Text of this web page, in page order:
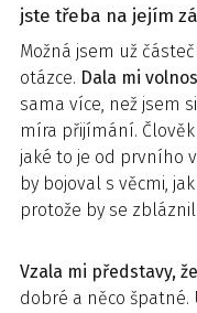
jste třeba na jejím
Možná jsem už
otázce. Dala mi
sama více, než jsem
míra přijímání.
jaké to je od prvního
by bojoval s věcmi,
protože by se zbláznil.
Vzala mi představy,
dobré a něco špatné.